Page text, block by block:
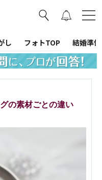
し フォトTOP 結婚準
の素材ごとの違い